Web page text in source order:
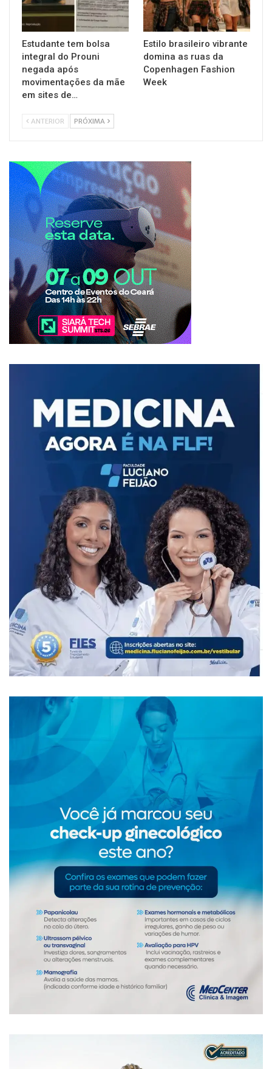
Estudante tem bolsa
integral do Prouni
negada após
movimentações da mãe
em sites de…
Estilo brasileiro vibrante
domina as ruas da
Copenhagen Fashion
Week
ANTERIOR PRÓXIMA